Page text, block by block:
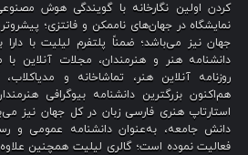
کردن اولین نگارخانه با گویندگی هوش
نمایشگاه در جهان‌های ناممکن و فانتزی؛
جهان نیز می‌باشد؛ ضمناً پلتفرم لیلیت با
دانشنامه هنر و هنرمندان، مجلات آنلاین
روزنامه آنلاین هنر، تماشاخانه و
هم‌اکنون بزرگترین دانشنامه بیوگرافی
استارتاپ هنری فارسی زبان در کل جهان نیز
دانش جامعه، به‌عنوان دانشنامه عمومی و
فعالیت نموده است؛ گالری لیلیت همچنین